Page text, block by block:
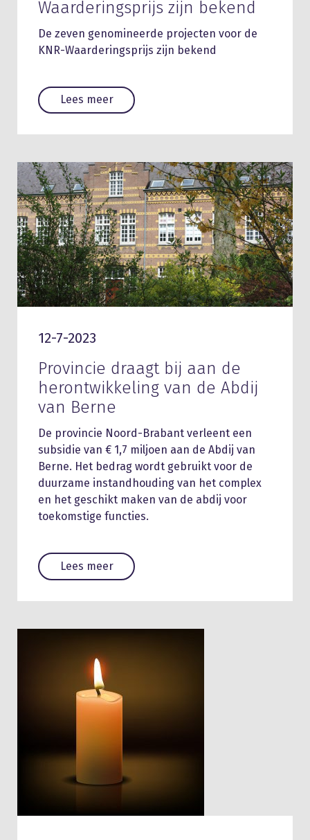
Waarderingsprijs zijn bekend
De zeven genomineerde projecten voor de
KNR-Waarderingsprijs zijn bekend
Lees meer
12-7-2023
Provincie draagt bij aan de
herontwikkeling van de Abdij
van Berne
De provincie Noord-Brabant verleent een
subsidie van € 1,7 miljoen aan de Abdij van
Berne. Het bedrag wordt gebruikt voor de
duurzame instandhouding van het complex
en het geschikt maken van de abdij voor
toekomstige functies.
Lees meer